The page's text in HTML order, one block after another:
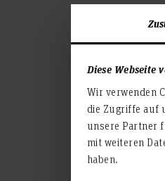
Diese Webseite
Wir verwenden
die Zugriffe auf
unsere Partner
mit weiteren
haben.